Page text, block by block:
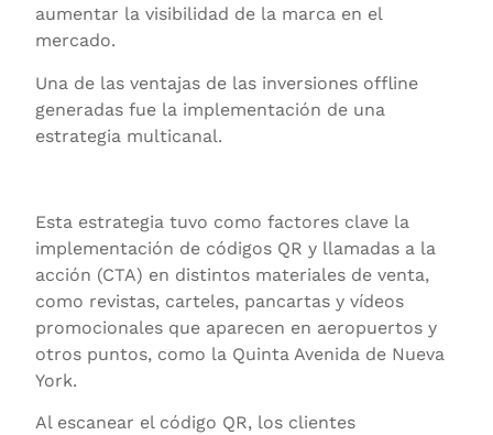
aumentar la visibilidad de la marca en el
mercado.
Una de las ventajas de las inversiones offline
generadas fue la implementación de una
estrategia multicanal.
Esta estrategia tuvo como factores clave la
implementación de códigos QR y llamadas a la
acción (CTA) en distintos materiales de venta,
como revistas, carteles, pancartas y vídeos
promocionales que aparecen en aeropuertos y
otros puntos, como la Quinta Avenida de Nueva
York.
Al escanear el código QR, los clientes